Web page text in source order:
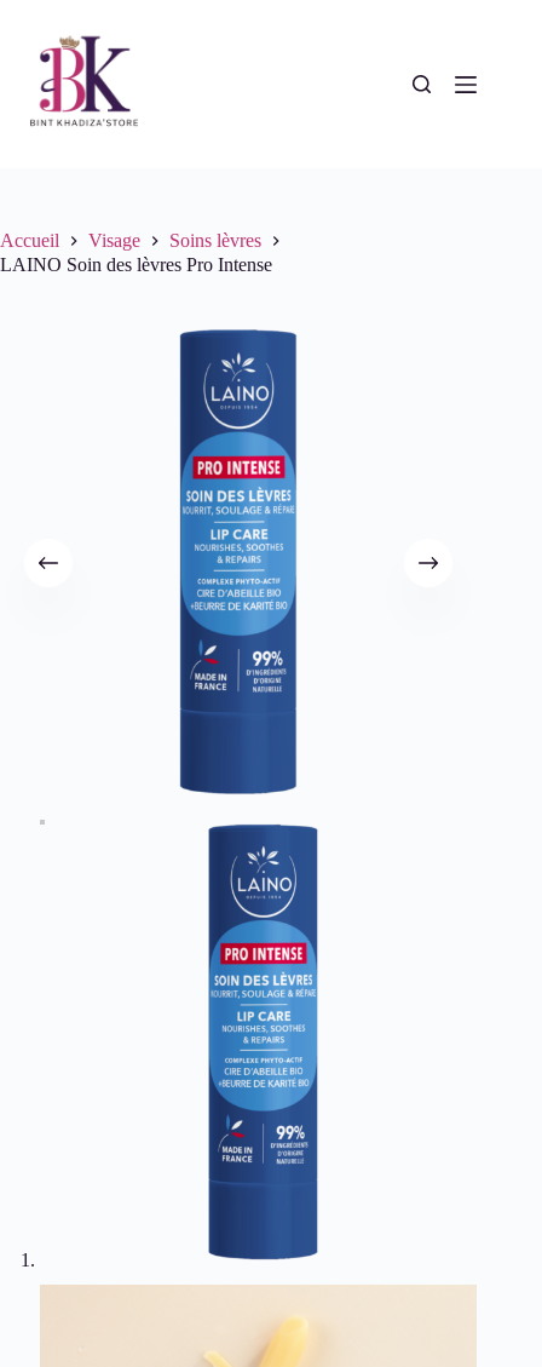
contenu
Accueil Visage
Soins lèvres
LAINO Soin des lèvres Pro Intense